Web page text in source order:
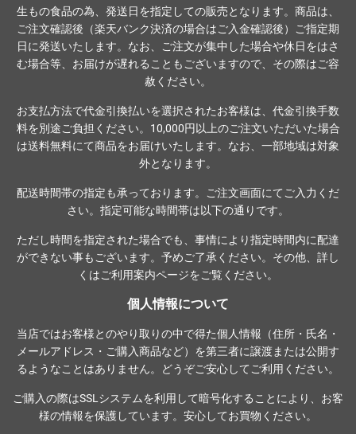
生もの食品の為、発送日を指定しての販売となります。商品は、
ご注文確認後（楽天バンク決済の場合はご入金確認後）ご指定期
日に発送いたします。なお、ご注文が集中した場合や休日をはさ
む場合等、お届けが遅れることもございますので、その際はご容
赦ください。
お支払方法で代金引換払いを選択されたお客様は、代金引換手数
料を別途ご負担ください。10,000円以上のご注文いただいた場合
は送料無料にて商品をお届けいたします。なお、一部地域は対象
外となります。
配送時間帯の指定も承っております。ご注文画面にてご入力くだ
さい。指定可能な時間帯は以下の通りです。
ただし時間を指定された場合でも、事情により指定時間内に配達
ができない事もございます。予めご了承ください。その他、詳し
くはご利用案内ページをご覧ください。
個人情報について
当店ではお客様とのやり取りの中で得た個人情報（住所・氏名・
メールアドレス・ご購入商品など）を第三者に譲渡または公開す
るようなことはありません。どうぞご安心してご利用ください。
ご購入の際はSSLシステムを利用して暗号化することにより、お客
様の情報を保護しています。安心してお買物ください。